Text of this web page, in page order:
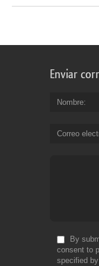
Enviar
Nombre
Correo
By
consent to
specified